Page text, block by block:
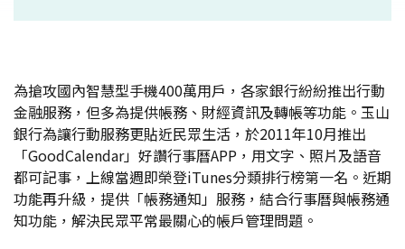
為搶攻國內智慧型手機400萬用戶，各家銀行紛紛推出行動
金融服務，但多為提供帳務、財經資訊及轉帳等功能。玉山
銀行為讓行動服務更貼近民眾生活，於2011年10月推出
「GoodCalendar」好讚行事曆APP，用文字、照片及語音
都可記事，上線當週即榮登iTunes分類排行榜第一名。近期
功能再升級，提供「帳務通知」服務，結合行事曆與帳務通
知功能，解決民眾平常最關心的帳戶管理問題。